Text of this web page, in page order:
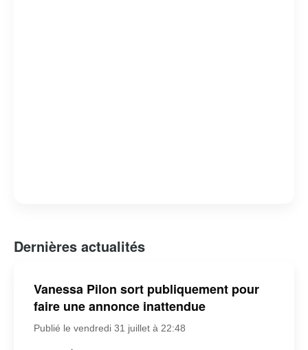
Dernières actualités
Vanessa Pilon sort publiquement pour
faire une annonce inattendue
Publié le vendredi 31 juillet à 22:48